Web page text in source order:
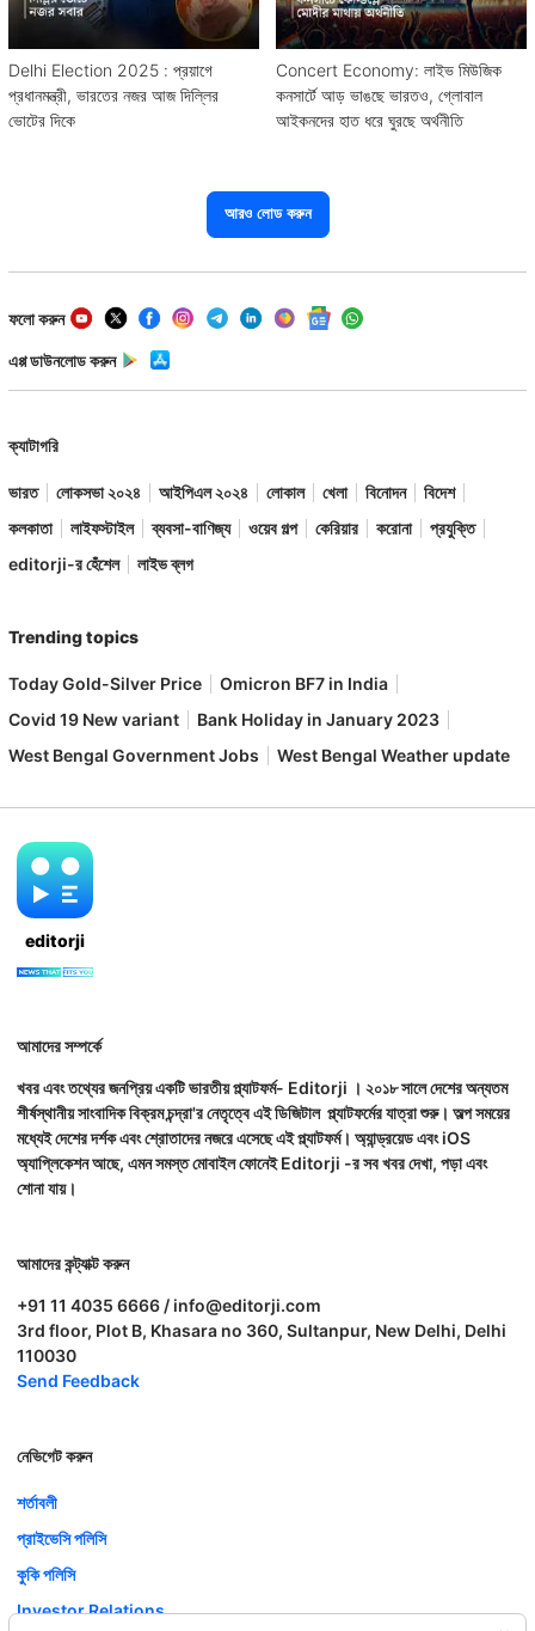
Delhi Election 2025 : প্রয়াগে
প্রধানমন্ত্রী, ভারতের নজর আজ দিল্লির
ভোটের দিকে
Concert Economy: লাইভ মিউজিক
কনসার্টে আড় ভাঙছে ভারতও, গ্লোবাল
আইকনদের হাত ধরে ঘুরছে অর্থনীতি
আরও লোড করুন
ফলো করুন
এপ্প ডাউনলোড করুন
ক্যাটাগরি
ভারত লোকসভা ২০২৪ আইপিএল ২০২৪ লোকাল খেলা বিনোদন
বিদেশ
কলকাতা
লাইফস্টাইল ব্যবসা-বাণিজ্য ওয়েব গল্প কেরিয়ার করোনা
প্রযুক্তি
editorji-র হেঁশেল
লাইভ ব্লগ
Trending topics
Today Gold-Silver Price
Omicron BF7 in India
Covid 19 New variant
Bank Holiday in January 2023
West Bengal Government Jobs
West Bengal Weather update
editorji
আমাদের সম্পর্কে
খবর এবং তথ্যের জনপ্রিয় একটি ভারতীয় প্ল্যাটফর্ম- Editorji । ২০১৮ সালে দেশের অন্যতম
শীর্ষস্থানীয় সাংবাদিক বিক্রম চন্দ্রা'র নেতৃত্বে এই ডিজিটাল প্ল্যাটফর্মের যাত্রা শুরু। অল্প সময়ের
মধ্যেই দেশের দর্শক এবং শ্রোতাদের নজরে এসেছে এই প্ল্যাটফর্ম। অ্যান্ড্রয়েড এবং iOS
অ্যাপ্লিকেশন আছে, এমন সমস্ত মোবাইল ফোনেই Editorji -র সব খবর দেখা, পড়া এবং
শোনা যায়।
আমাদের কন্ট্যাক্ট করুন
+91 11 4035 6666 / info@editorji.com
3rd floor, Plot B, Khasara no 360, Sultanpur, New Delhi, Delhi
110030
Send Feedback
নেভিগেট করুন
শর্তাবলী
প্রাইভেসি পলিসি
কুকি পলিসি
Investor Relations